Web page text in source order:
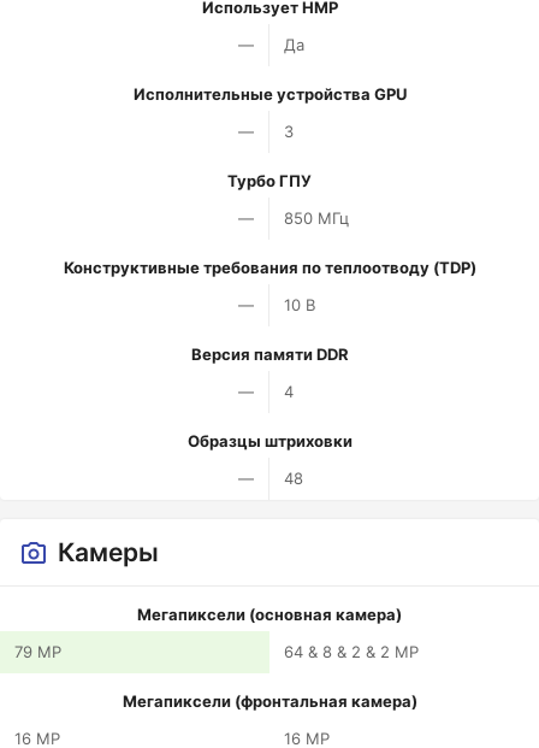
Использует HMP
—
Да
Исполнительные устройства GPU
—
3
Турбо ГПУ
—
850 МГц
Конструктивные требования по теплоотводу (TDP)
—
10 В
Версия памяти DDR
—
4
Образцы штриховки
—
48
Камеры
Мегапиксели (основная камера)
79 MP
64 & 8 & 2 & 2 MP
Мегапиксели (фронтальная камера)
16 MP
16 MP